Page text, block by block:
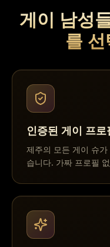
게이 남성
를
인증된 게이 프로
제주의 모든 게이 슈
습니다. 가짜 프로필